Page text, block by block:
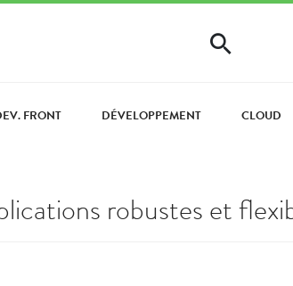
FRONT DÉVELOPPEMENT CLOUD
robustes et